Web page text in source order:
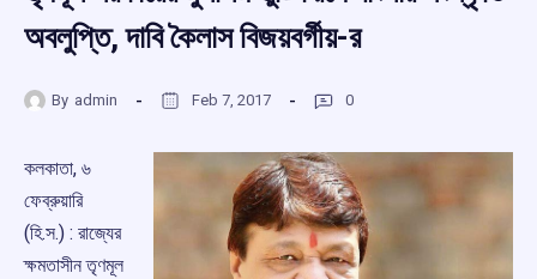
অবলুপ্তি, দাবি কৈলাস বিজয়বর্গীয়-র
By admin Feb 7, 2017 0
কলকাতা, ৬
ফেব্রুয়ারি
(হি.স.) : রাজ্যের
ক্ষমতাসীন তৃণমূল